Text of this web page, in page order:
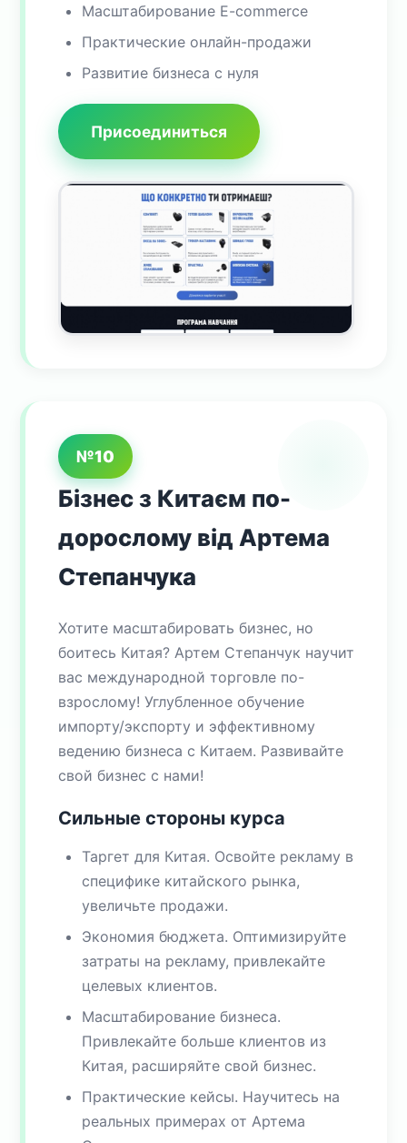
Масштабирование E-commerce
Практические онлайн-продажи
Развитие бизнеса с нуля
Присоединиться
№10
Бізнес з Китаєм по-
дорослому від Артема
Степанчука
Хотите масштабировать бизнес, но
боитесь Китая? Артем Степанчук научит
вас международной торговле по-
взрослому! Углубленное обучение
импорту/экспорту и эффективному
ведению бизнеса с Китаем. Развивайте
свой бизнес с нами!
Сильные стороны курса
Таргет для Китая. Освойте рекламу в
специфике китайского рынка,
увеличьте продажи.
Экономия бюджета. Оптимизируйте
затраты на рекламу, привлекайте
целевых клиентов.
Масштабирование бизнеса.
Привлекайте больше клиентов из
Китая, расширяйте свой бизнес.
Практические кейсы. Научитесь на
реальных примерах от Артема